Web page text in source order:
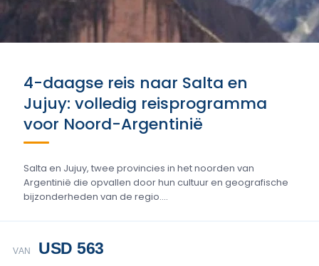
4-daagse reis naar Salta en
Jujuy: volledig reisprogramma
voor Noord-Argentinië
Salta en Jujuy, twee provincies in het noorden van
Argentinië die opvallen door hun cultuur en geografische
bijzonderheden van de regio....
VAN USD 563